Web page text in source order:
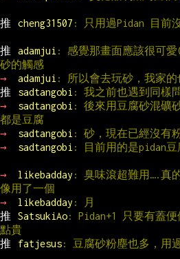
推 cheng31507 : 只用過Pidan 目前
推 adamjui : 感覺那畫面應該很可
砂的觸感
→
adamjui : 所以會去玩砂，我家的
推
sadtangobi : 我之前也遇到同樣
→
sadtangobi : 後來用豆腐砂混礦
都是豆腐
→
sadtangobi : 砂，現在已經沒有
→
sadtangobi : 目前用的是pidan豆
→ likebadday : 臭味滾超難用….真
像用了一個
→
likebadday : 月
推
SatsukiAo: Pidan+1 只要有蓋便
點貴
推
fatjesus: 豆腐砂粉塵也多，用